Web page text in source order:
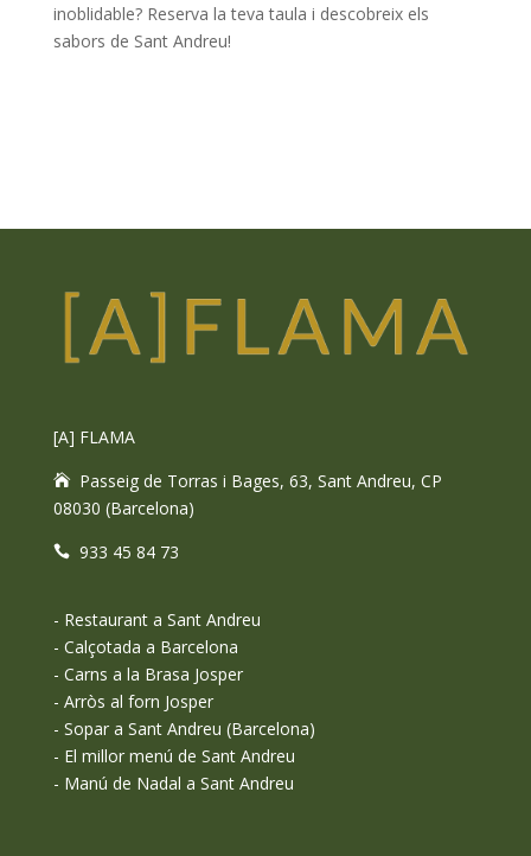
inoblidable? Reserva la teva taula i descobreix els
sabors de Sant Andreu!
[A] FLAMA
Passeig de Torras i Bages, 63, Sant Andreu, CP
08030 (Barcelona)
933 45 84 73
- Restaurant a Sant Andreu
- Calçotada a Barcelona
- Carns a la Brasa Josper
- Arròs al forn Josper
- Sopar a Sant Andreu (Barcelona)
- El millor menú de Sant Andreu
- Manú de Nadal a Sant Andreu